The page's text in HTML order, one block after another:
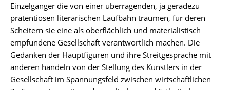
Einzelgänger die von einer überragenden, ja geradezu
prätentiösen literarischen Laufbahn träumen, für deren
Scheitern sie eine als oberflächlich und materialistisch
empfundene Gesellschaft verantwortlich machen. Die
Gedanken der Hauptfiguren und ihre Streitgespräche mit
anderen handeln von der Stellung des Künstlers in der
Gesellschaft im Spannungsfeld zwischen wirtschaftlichen